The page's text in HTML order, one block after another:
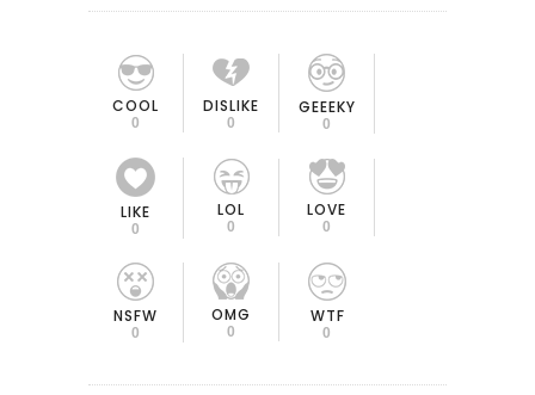
COOL
0
DISLIKE
0
GEEEKY
0
LIKE
0
LOL
0
LOVE
0
NSFW
0
OMG
0
WTF
0